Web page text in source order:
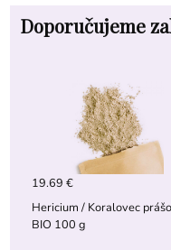
Doporučujeme
19.69 €
Hericium / Koralovec
BIO 100 g